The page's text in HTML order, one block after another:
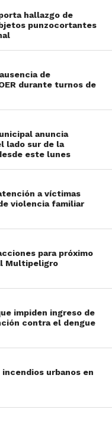
hallazgo de
punzocortantes
de
durante turnos de
anuncia
lado sur de la
este lunes
a víctimas
violencia familiar
para próximo
Multipeligro
impiden ingreso de
contra el dengue
urbanos en